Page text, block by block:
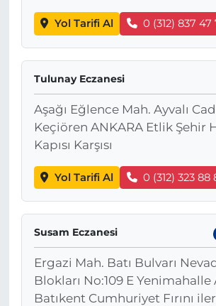
Yol Tarifi Al 0 (312) 837 47
Tulunay Eczanesi
Aşağı Eğlence Mah. Ayvalı
Keçiören ANKARA Etlik Şehir
Kapısı Karşısı
Yol Tarifi Al 0 (312) 323 88
Susam Eczanesi
Ergazi Mah. Batı Bulvarı
Blokları No:109 E Yenimahalle
Batıkent Cumhuriyet Fırını